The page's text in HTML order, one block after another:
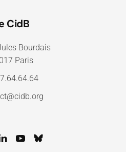
CidB
Bourdais
Paris